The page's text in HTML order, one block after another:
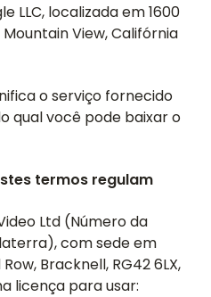
LLC, localizada em 1600
View, Califórnia
o serviço fornecido
qual você pode baixar o
termos regulam
Ltd (Número da
com sede em
Bracknell, RG42 6LX,
licença para usar: